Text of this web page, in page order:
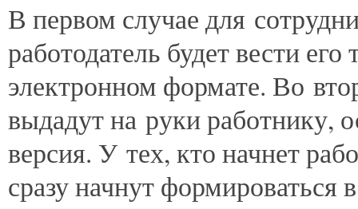
В первом случае для
работодатель будет вести
электронном формате. Во
выдадут на руки работнику,
версия. У тех, кто начнет
сразу начнут формироваться